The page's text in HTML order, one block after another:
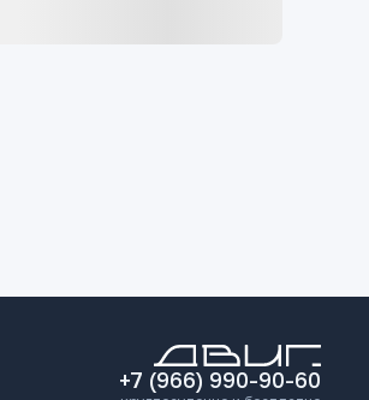
+7 (966) 990-90-60